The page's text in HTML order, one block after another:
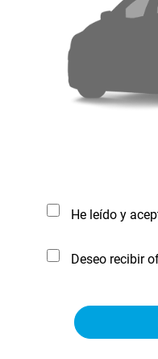
He leído y
Deseo recibir